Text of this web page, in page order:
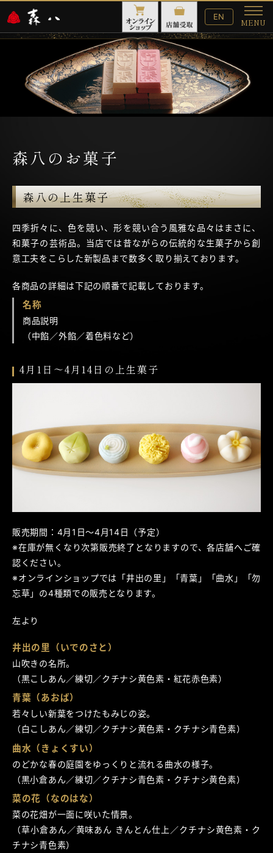
English
Website
EN
MENU
メ
ニ
森八のお菓子
森八の上生菓子
四季折々に、色を競い、形を競い合う風雅な品々はまさに、
和菓子の芸術品。当店では昔ながらの伝統的な生菓子から創
意工夫をこらした新製品まで数多く取り揃えております。
各商品の詳細は下記の順番で記載しております。
名称
商品説明
（中餡／外餡／着色料など）
4月1日～4月14日の上生菓子
販売期間：4月1日～4月14日（予定）
※在庫が無くなり次第販売終了となりますので、各店舗へご確
認ください。
※オンラインショップでは「井出の里」「青葉」「曲水」「勿
忘草」の4種類での販売となります。
左より
井出の里（いでのさと）
山吹きの名所。
（黒こしあん／練切／クチナシ黄色素・紅花赤色素）
青葉（あおば）
若々しい新葉をつけたもみじの姿。
（白こしあん／練切／クチナシ黄色素・クチナシ青色素）
曲水（きょくすい）
のどかな春の庭園をゆっくりと流れる曲水の様子。
（黒小倉あん／練切／クチナシ青色素・クチナシ黄色素）
菜の花（なのはな）
菜の花畑が一面に咲いた情景。
（草小倉あん／黄味あん きんとん仕上／クチナシ黄色素・ク
チナシ青色素）